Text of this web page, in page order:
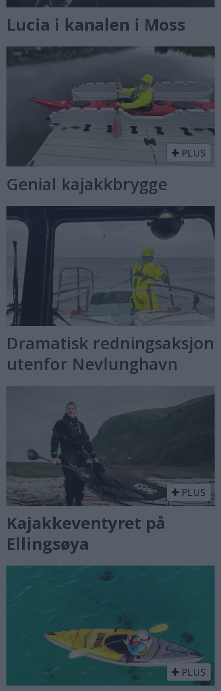
Lucia i kanalen i Moss
PLUS
Genial kajakkbrygge
Dramatisk redningsaksjon
utenfor Nevlunghavn
PLUS
Kajakkeventyret på
Ellingsøya
PLUS